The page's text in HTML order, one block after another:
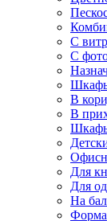
С
С
В
В
Для
Для
На
Форма